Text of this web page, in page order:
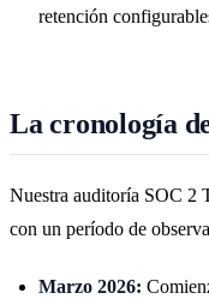
retención
La cronología
Nuestra auditoría SOC 2
con un período de
Marzo 2026: